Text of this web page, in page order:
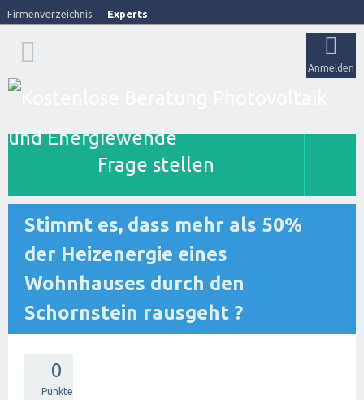
Firmenverzeichnis Experts
Anmelden
Frage stellen
Stimmt es, dass mehr als 50%
der Heizenergie eines
Wohnhauses durch den
Schornstein rausgeht ?
0
Punkte